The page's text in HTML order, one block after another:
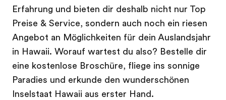
Erfahrung und bieten dir deshalb nicht nur Top
Preise & Service, sondern auch noch ein riesen
Angebot an Möglichkeiten für dein Auslandsjahr
in Hawaii. Worauf wartest du also? Bestelle dir
eine kostenlose Broschüre, fliege ins sonnige
Paradies und erkunde den wunderschönen
Inselstaat Hawaii aus erster Hand.